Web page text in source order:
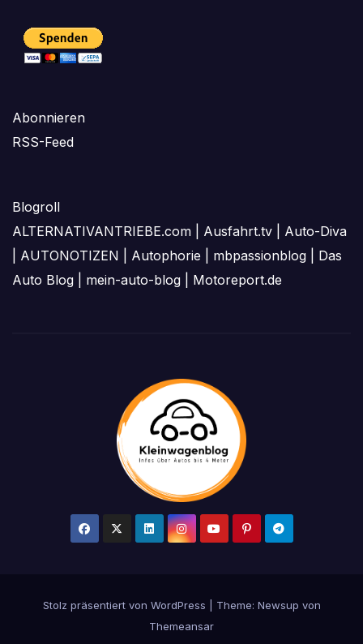
Abonnieren
RSS-Feed
Blogroll
ALTERNATIVANTRIEBE.com
Ausfahrt.tv
Auto-Diva
AUTONOTIZEN Autophorie mbpassionblog
Das
Auto Blog
mein-auto-blog Motoreport.de
Stolz präsentiert von WordPress
Theme: Newsup von
Themeansar